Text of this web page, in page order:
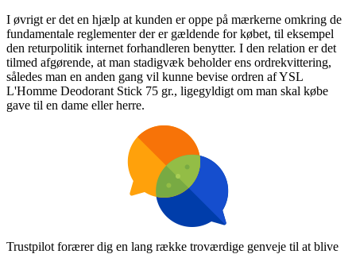
I øvrigt er det en hjælp at kunden er oppe på mærkerne omkring de
fundamentale reglementer der er gældende for købet, til eksempel
den returpolitik internet forhandleren benytter. I den relation er det
tilmed afgørende, at man stadigvæk beholder ens ordrekvittering,
således man en anden gang vil kunne bevise ordren af YSL
L'Homme Deodorant Stick 75 gr., ligegyldigt om man skal købe
gave til en dame eller herre.
Trustpilot forærer dig en lang række troværdige genveje til at blive